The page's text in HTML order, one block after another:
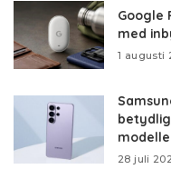
Google
med
1 augusti
28 juli